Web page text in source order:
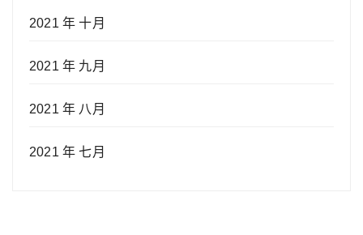
2021 年 十月
2021 年 九月
2021 年 八月
2021 年 七月